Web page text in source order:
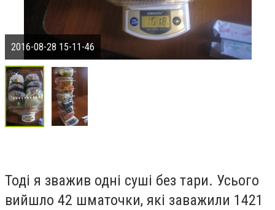
2016-08-28 15-11-46
Тоді я зважив одні суші без тари. Усього
вийшло 42 шматочки, які заважили 1421